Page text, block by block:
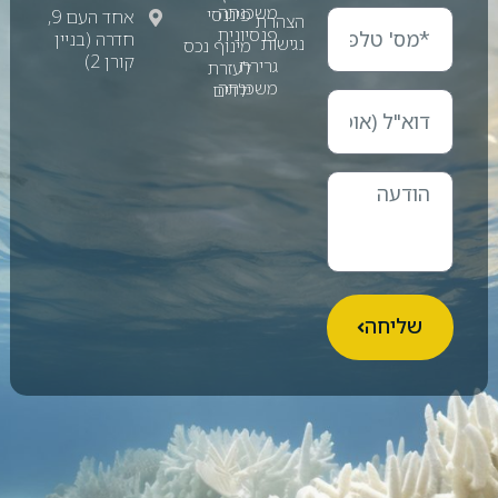
אחד העם 9,
חדרה (בניין
קורן 2)
הצהרת
נגישות
משכנתה
פנסיונית
גרירת
משכנתה
פיננסי
מינוף נכס
שליחה